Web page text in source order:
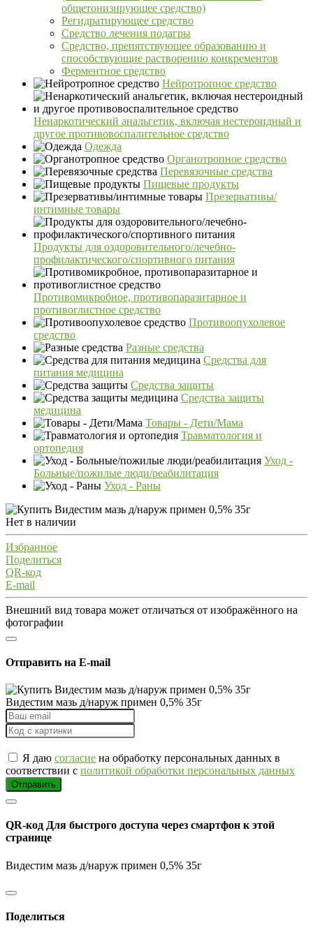
общетонизирующее средство)
Регидратирующее средство
Средство лечения подагры
Средство, препятствующее образованию и
способствующие растворению конкрементов
Ферментное средство
Нейротропное средство
Ненаркотический анальгетик, включая нестероидный и
другое противовоспалительное средство
Одежда
Органотропное средство
Перевязочные средства
Пищевые продукты
Презервативы/
интимные товары
Продукты для оздоровительного/лечебно-
профилактического/спортивного питания
Противомикробное, противопаразитарное и
противоглистное средство
Противоопухолевое
средство
Разные средства
Средства для
питания медицина
Средства защиты
Средства защиты
медицина
Товары - Дети/Мама
Травматология и
ортопедия
Уход -
Больные/пожилые люди/реабилитация
Уход - Раны
Нет в наличии
Избранное
Поделиться
QR-код
E-mail
Внешний вид товара может отличаться от изображённого на
фотографии
Отправить на E-mail
Видестим мазь д/наруж примен 0,5% 35г
Я даю согласие на обработку персональных данных в
соответствии с политикой обработки персональных данных
Отправить
QR-код Для быстрого доступа через смартфон к этой
странице
Видестим мазь д/наруж примен 0,5% 35г
Поделиться